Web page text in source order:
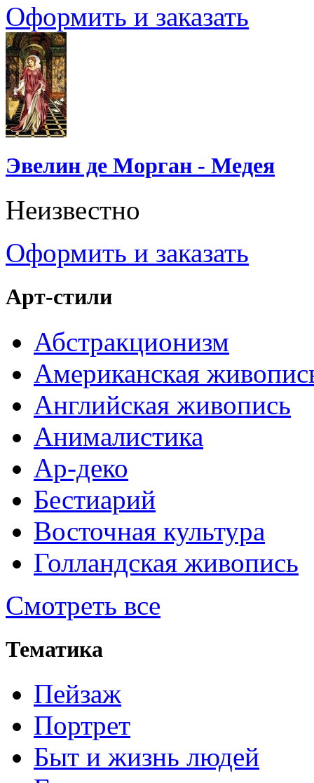
Оформить и заказать
Эвелин де Морган - Медея
Неизвестно
Оформить и заказать
Арт-стили
Абстракционизм
Американская
Английская живопись
Анималистика
Ар-деко
Бестиарий
Восточная культура
Голландская живопись
Смотреть все
Тематика
Пейзаж
Портрет
Быт и жизнь людей